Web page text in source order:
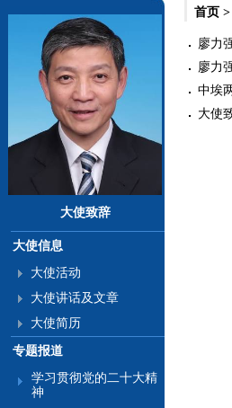
大使致辞
大使信息
大使活动
大使讲话及文章
大使简历
专题报道
学习贯彻党的二十大精
神
首页 >
廖力
廖力
中埃
大使